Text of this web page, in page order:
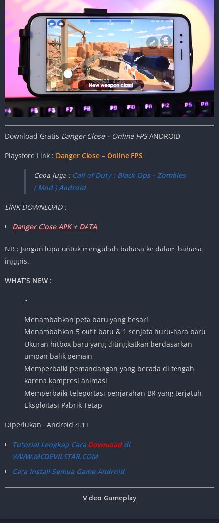
Download Gratis Danger Close – Online FPSANDROID
Playstore Link : Danger Close – Online FPS
Coba juga : Call of Duty : Black Ops – Zombies
( Mod ) Android
LINK DOWNLOAD :
Danger Close APK + DATA
NB : Jangan lupa untuk mengubah bahasa ke dalam bahasa
inggris.
WHAT’S NEW :
-
Menambahkan peta baru yang besar!
Menambahkan 5 oufit baru & 1 senjata huru-hara baru
Ukuran hitbox baru yang ditingkatkan berdasarkan
umpan balik pemain
Memperbaiki pemandangan yang berada di tengah
karena kompresi animasi
Memperbaiki teleportasi penjarahan BR yang terjatuh
Eksploitasi Pabrik Tetap
Diperlukan : Android 4.1+
Tutorial Lengkap CaraDownloaddi
WWW.MCDEVILSTAR.COM
Cara Install Semua Game Android
Video Gameplay